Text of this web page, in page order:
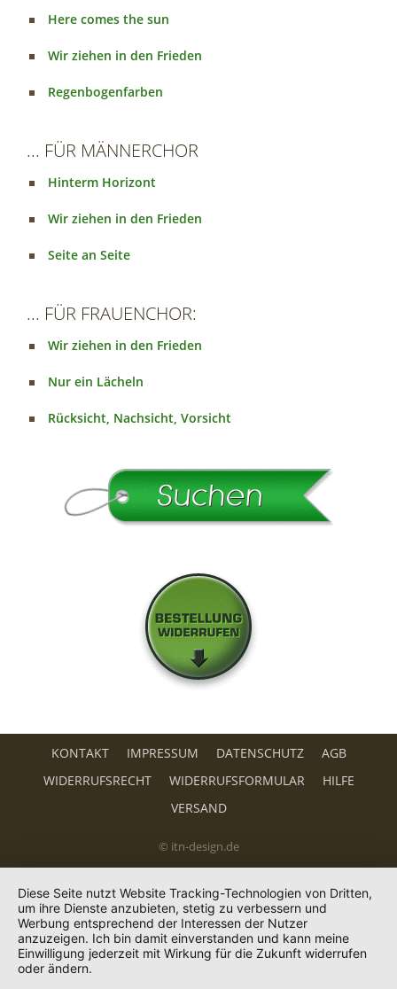
Here comes the sun
Wir ziehen in den Frieden
Regenbogenfarben
... FÜR MÄNNERCHOR
Hinterm Horizont
Wir ziehen in den Frieden
Seite an Seite
... FÜR FRAUENCHOR:
Wir ziehen in den Frieden
Nur ein Lächeln
Rücksicht, Nachsicht, Vorsicht
KONTAKT IMPRESSUM DATENSCHUTZ
AGB
WIDERRUFSRECHT
WIDERRUFSFORMULAR
HILFE
VERSAND
© itn-design.de
Diese Seite nutzt Website Tracking-Technologien von Dritten,
um ihre Dienste anzubieten, stetig zu verbessern und
Werbung entsprechend der Interessen der Nutzer
anzuzeigen. Ich bin damit einverstanden und kann meine
Einwilligung jederzeit mit Wirkung für die Zukunft widerrufen
oder ändern.